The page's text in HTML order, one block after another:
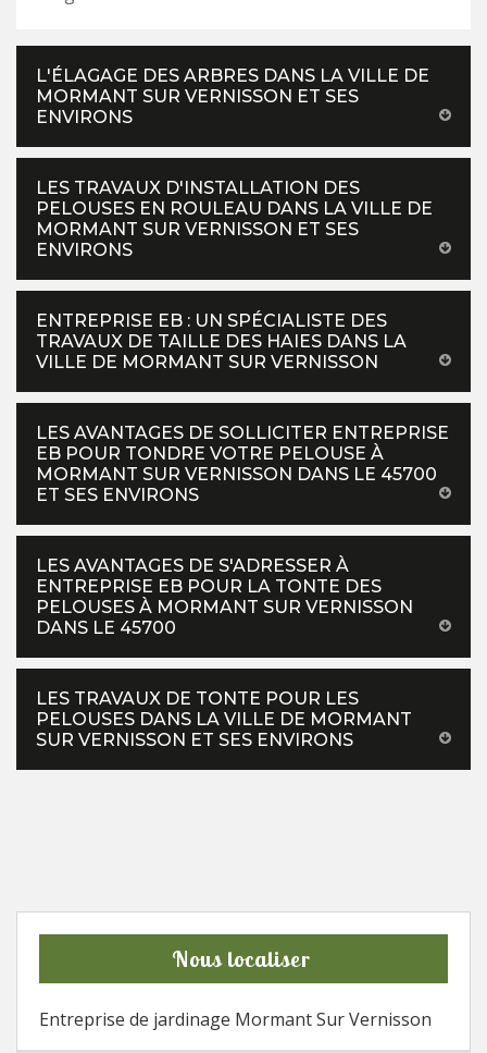
L'ÉLAGAGE DES ARBRES DANS LA VILLE DE
MORMANT SUR VERNISSON ET SES
ENVIRONS
LES TRAVAUX D'INSTALLATION DES
PELOUSES EN ROULEAU DANS LA VILLE DE
MORMANT SUR VERNISSON ET SES
ENVIRONS
ENTREPRISE EB : UN SPÉCIALISTE DES
TRAVAUX DE TAILLE DES HAIES DANS LA
VILLE DE MORMANT SUR VERNISSON
LES AVANTAGES DE SOLLICITER ENTREPRISE
EB POUR TONDRE VOTRE PELOUSE À
MORMANT SUR VERNISSON DANS LE 45700
ET SES ENVIRONS
LES AVANTAGES DE S'ADRESSER À
ENTREPRISE EB POUR LA TONTE DES
PELOUSES À MORMANT SUR VERNISSON
DANS LE 45700
LES TRAVAUX DE TONTE POUR LES
PELOUSES DANS LA VILLE DE MORMANT
SUR VERNISSON ET SES ENVIRONS
Nous localiser
Entreprise de jardinage Mormant Sur Vernisson